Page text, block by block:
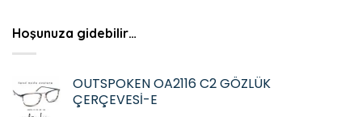
Hoşunuza gidebilir…
OUTSPOKEN OA2116 C2 GÖZLÜK
ÇERÇEVESİ-E